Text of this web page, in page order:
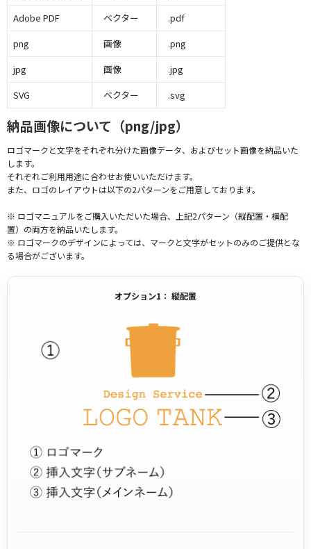
Adobe PDF
ベクター
.pdf
png
画像
.png
jpg
画像
.jpg
SVG
ベクター .svg
納品画像について（png/jpg）
ロゴマークと文字をそれぞれ分けた画像データ、およびセット画像を納品いた
します。
それぞれご利用用途に合わせお使いいただけます。
また、ロゴのレイアウトは以下の2パターンをご用意しております。
※ ロゴマニュアルをご購入いただいた場合、上記2パターン（縦配置・横配
置）の両方を納品いたします。
※ ロゴマークのデザインによっては、マークと文字がセットのみのご提供とな
る場合がございます。
オプション1： 縦配置